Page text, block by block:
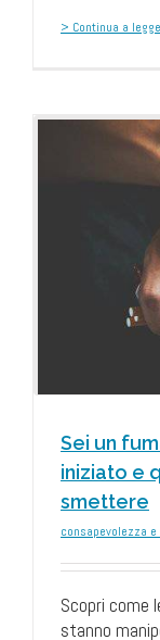
> Continua a
Sei un
iniziato e
smettere
consapevolezza
Scopri come
stanno